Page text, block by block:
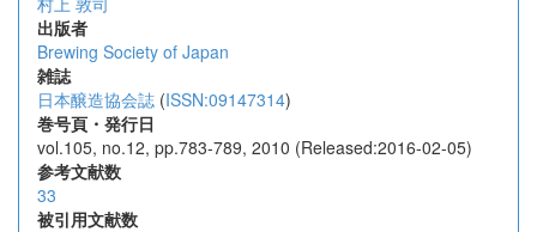
出版者
Brewing Society of Japan
雑誌
日本醸造協会誌 (ISSN:09147314)
巻号頁・発行日
vol.105, no.12, pp.783-789, 2010 (Released:2016-02-05)
参考文献数
33
被引用文献数